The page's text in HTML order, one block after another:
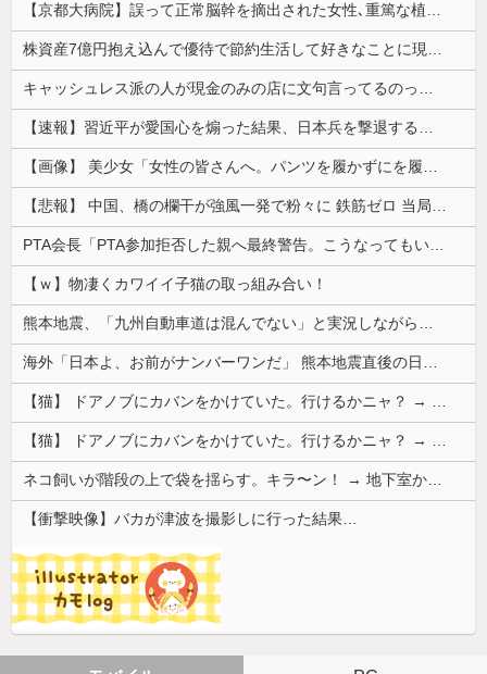
【京都大病院】誤って正常脳幹を摘出された女性､重篤な植物状態だが意識は正常で何かを思考していると判明
株資産7億円抱え込んで優待で節約生活して好きなことに現金使わないまま死んでく人の最後の言葉
キャッシュレス派の人が現金のみの店に文句言ってるのってどう思う？
【速報】習近平が愛国心を煽った結果、日本兵を撃退する「抗日テーマパーク」が各地で人気 1000人超が軍服姿で一斉突撃！
【画像】 美少女「女性の皆さんへ。パンツを履かずにを履いてみてください」
【悲報】 中国、橋の欄干が強風一発で粉々に 鉄筋ゼロ 当局「接着剤でくっつけただけ」「正常で、品質問題はない」
PTA会長「PTA参加拒否した親へ最終警告。こうなってもいい？」
【ｗ】物凄くカワイイ子猫の取っ組み合い！
熊本地震、「九州自動車道は混んでない」と実況しながら被災地へ向かう有名アナなどに批判殺到 全国紙記者「最新の状況をいち早く伝えることは報道機関としての責務」「情報を取り上げることには大きな意義がある」
海外「日本よ、お前がナンバーワンだ」 熊本地震直後の日本の対応のスピードに世界が衝撃
【猫】 ドアノブにカバンをかけていた。行けるかニャ？ → 猫はこうなります…
【猫】 ドアノブにカバンをかけていた。行けるかニャ？ → 猫はこうなります…
ネコ飼いが階段の上で袋を揺らす。キラ〜ン！ → 地下室からヤツが現れる…
【衝撃映像】バカが津波を撮影しに行った結果…